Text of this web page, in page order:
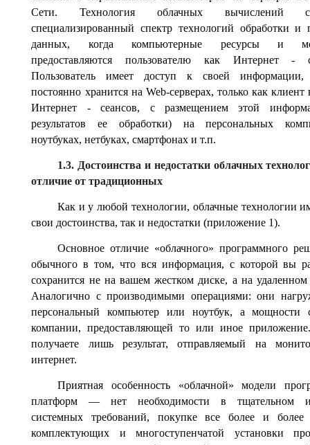
Сети. Технология облачных вычислений
специализированный спектр технологий обработки и
данных, когда компьютерные ресурсы и
предоставляются пользователю как Интернет -
Пользователь имеет доступ к своей информации,
постоянно хранится на Web-серверах, только как клиент
Интернет - сеансов, с размещением этой
результатов ее обработки) на персональных
ноутбуках, нетбуках, смартфонах и т.п.
1.3. Достоинства и недостатки облачных
отличие от традиционных
Как и у любой технологии, облачные технологии
свои достоинства, так и недостатки (приложение 1).
Основное отличие «облачного» программного
обычного в том, что вся информация, с которой вы
сохранится не на вашем жестком диске, а на удаленном
Аналогично с производимыми операциями: они
персональный компьютер или ноутбук, а мощности
компании, предоставляющей то или иное
получаете лишь результат, отправляемый на
интернет.
Приятная особенность «облачной» модели
платформ — нет необходимости в тщательном
системных требований, покупке все более и более
комплектующих и многоступенчатой установки